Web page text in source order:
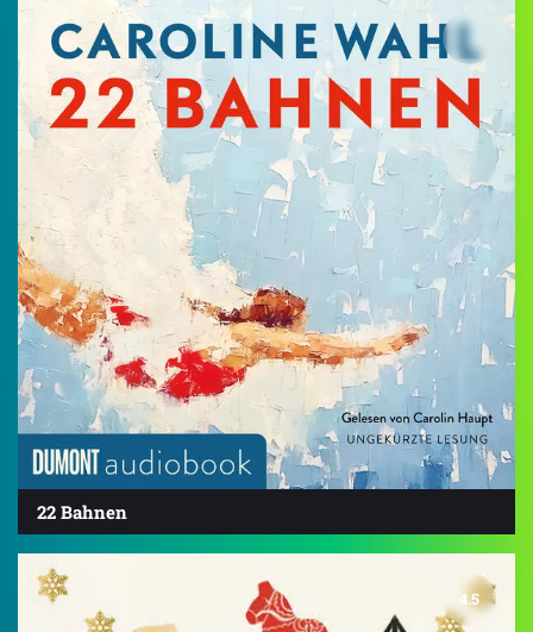
22 Bahnen
4.5